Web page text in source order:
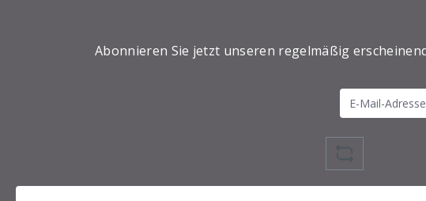
Abonnieren Sie jetzt unseren regelmäßig